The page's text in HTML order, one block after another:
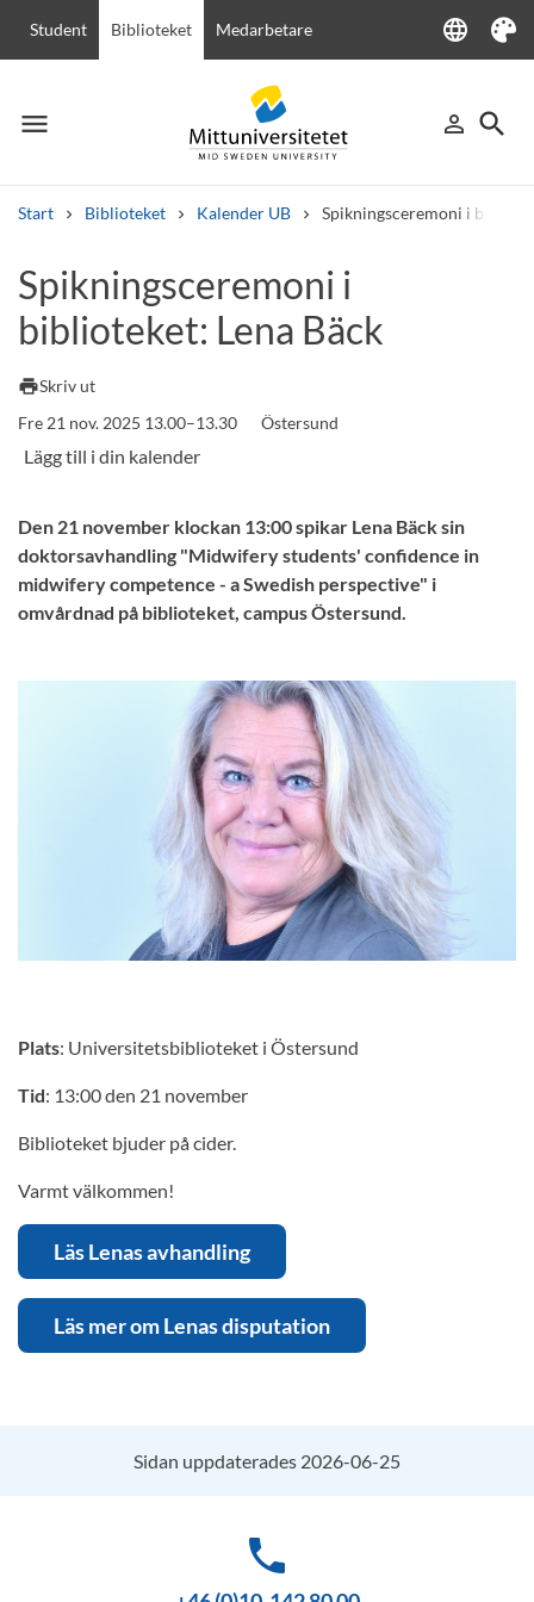
Student Biblioteket Medarbetare language
Language
Tema
menu
Meny person_outline
Logga in
search
Sök
Start Biblioteket Kalender UB Spikningsceremoni i
Andra söktjänster
Kurser och program Kursplaner Välkomstbrev
Spikningsceremoni i
biblioteket: Lena Bäck
printSkriv ut
Fre 21 nov. 2025 13.00–13.30
Östersund
Den 21 november klockan 13:00 spikar Lena Bäck sin
doktorsavhandling "Midwifery students' confidence in
midwifery competence - a Swedish perspective" i
omvårdnad på biblioteket, campus Östersund.
Plats: Universitetsbiblioteket i Östersund
Tid: 13:00 den 21 november
Biblioteket bjuder på cider.
Varmt välkommen!
Läs Lenas avhandling
Läs mer om Lenas disputation
Sidan uppdaterades 2026-06-25
phone